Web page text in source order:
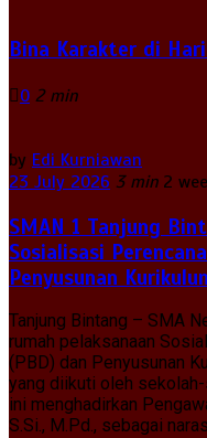
Bina Karakter di
0 2 min
by Edi Kurniawan
23 July 2026 3 min 2
SMAN 1 Tanjung
Sosialisasi
Penyusunan
Tanjung Bintang – SMA
rumah pelaksanaan
(PBD) dan Penyusunan
yang diikuti oleh
ini menghadirkan
S.Si., M.Pd., sebagai